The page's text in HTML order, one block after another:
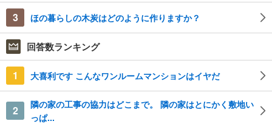
3 ほの暮らしの木炭はどのように作りますか？
回答数ランキング
1 大喜利です こんなワンルームマンションはイヤだ
2
隣の家の工事の協力はどこまで。 隣の家はとにかく敷地い
っぱ...